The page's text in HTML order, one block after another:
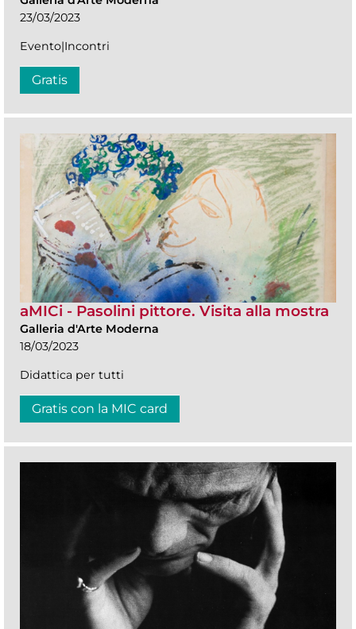
23/03/2023
Evento|Incontri
Gratis
aMICi - Pasolini pittore. Visita alla mostra
Galleria d'Arte Moderna
18/03/2023
Didattica per tutti
Gratis con la MIC card